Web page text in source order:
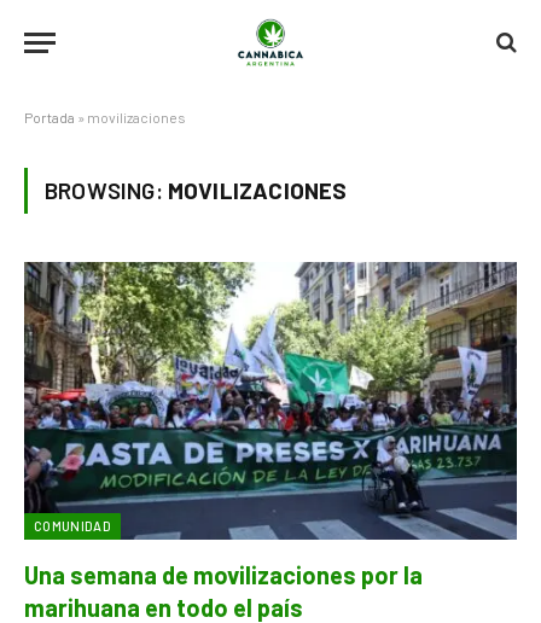
Portada » movilizaciones
BROWSING: MOVILIZACIONES
COMUNIDAD
Una semana de movilizaciones por la
marihuana en todo el país